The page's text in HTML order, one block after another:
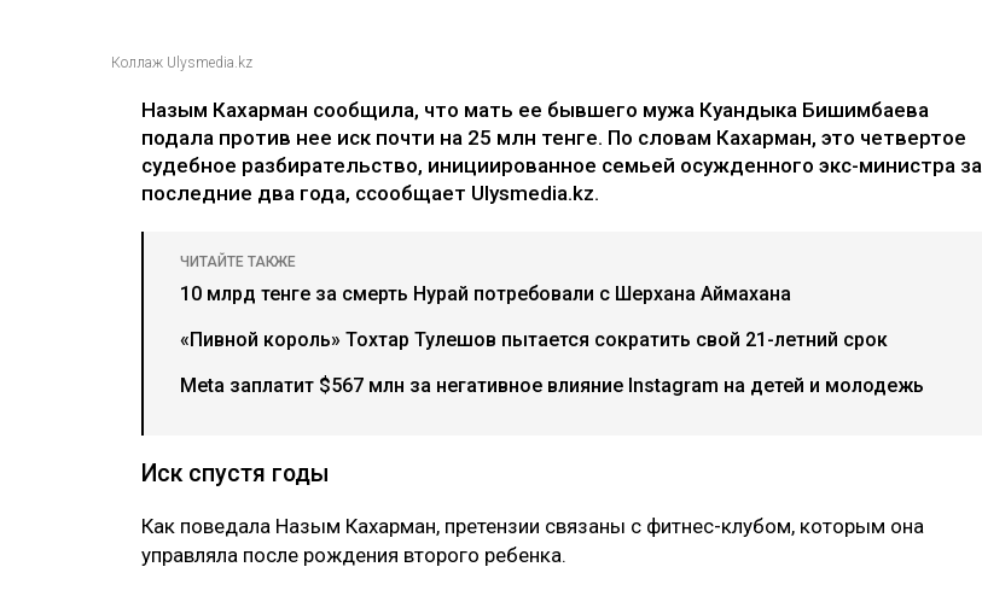
Коллаж Ulysmedia.kz
Назым Кахарман сообщила, что мать ее бывшего мужа Куандыка Бишимбаева
подала против нее иск почти на 25 млн тенге. По словам Кахарман, это четвертое
судебное разбирательство, инициированное семьей осужденного экс-министра за
последние два года, ссообщает Ulysmedia.kz.
ЧИТАЙТЕ ТАКЖЕ
10 млрд тенге за смерть Нурай потребовали с Шерхана Аймахана
«Пивной король» Тохтар Тулешов пытается сократить свой 21-летний срок
Meta заплатит $567 млн за негативное влияние Instagram на детей и молодежь
Иск спустя годы
Как поведала Назым Кахарман, претензии связаны с фитнес-клубом, которым она
управляла после рождения второго ребенка.